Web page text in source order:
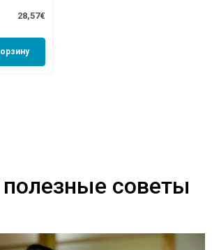
28,57€
полезные советы